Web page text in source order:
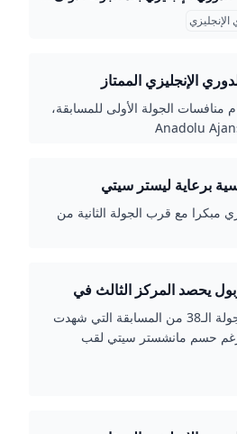
الإنجليزي
الإنجليزي الممتاز
الجولة الأولى للمسابقة،
برعاية ليستر سيتي
مبكرا مع قرب الجولة الثانية من
يحصد المركز الثالث في
اختتم الدوري الإنجليزي موسمه (الأحد) بالجولة الـ38 من المسابقة التي شهدت
ورغم حسم مانشستر سيتي لقب